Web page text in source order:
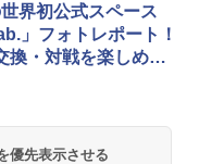
界初公式スペース
」フォトレポート！
換・対戦を楽しめ
優先表示させる